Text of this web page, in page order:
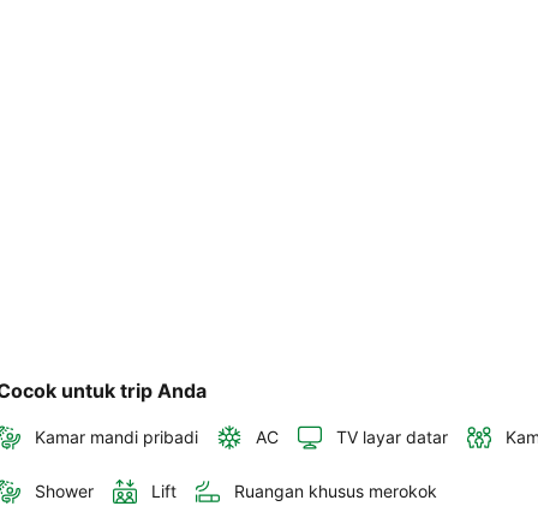
untuk trip Anda
Kamar mandi pribadi AC TV layar datar
Shower Lift Ruangan khusus merokok